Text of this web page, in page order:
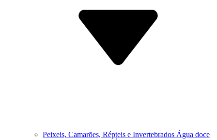
Peixeis, Camarões, Répteis e Invertebrados Água doce